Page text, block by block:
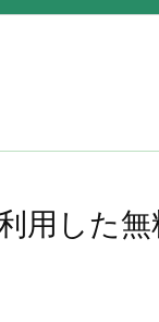
用した